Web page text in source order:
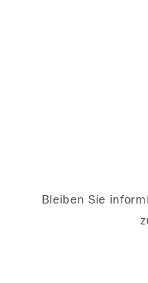
Bleiben Sie